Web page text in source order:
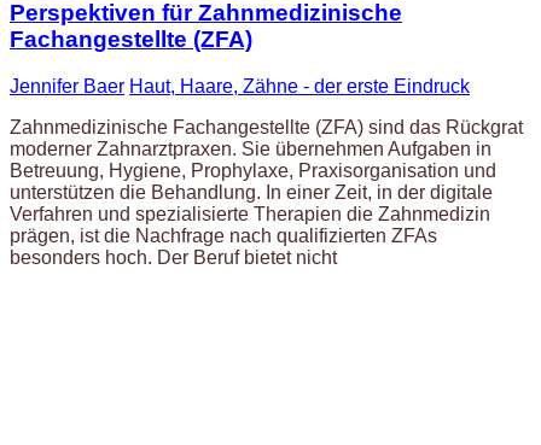
Perspektiven für Zahnmedizinische
Fachangestellte (ZFA)
Jennifer Baer Haut, Haare, Zähne - der erste Eindruck
Zahnmedizinische Fachangestellte (ZFA) sind das Rückgrat
moderner Zahnarztpraxen. Sie übernehmen Aufgaben in
Betreuung, Hygiene, Prophylaxe, Praxisorganisation und
unterstützen die Behandlung. In einer Zeit, in der digitale
Verfahren und spezialisierte Therapien die Zahnmedizin
prägen, ist die Nachfrage nach qualifizierten ZFAs
besonders hoch. Der Beruf bietet nicht